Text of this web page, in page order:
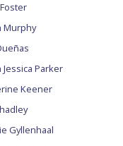
Murphy
Jessica Parker
Keener
Gyllenhaal